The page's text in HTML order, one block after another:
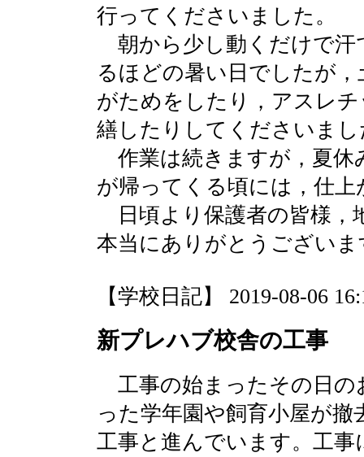
行ってくださいました。
朝から少し動くだけで汗
るほどの暑い日でしたが
がためをしたり，アスレ
繕したりしてくださいまし
作業は続きますが，夏休
が帰ってくる頃には，仕
日頃より保護者の皆様，
本当にありがとうございま
【学校日記】 2019-08-06
新プレハブ校舎の工事
工事の始まったその日の
った学年園や飼育小屋が
工事と進んでいます。工